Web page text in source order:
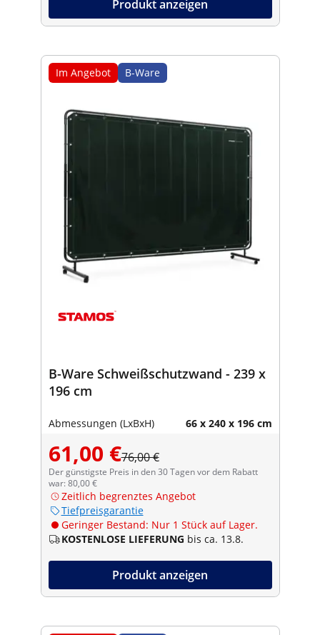
Produkt anzeigen
Im Angebot B-Ware
B-Ware Schweißschutzwand - 239 x
196 cm
Abmessungen (LxBxH) 66 x 240 x 196 cm
61,00 €76,00 €
Der günstigste Preis in den 30 Tagen vor dem Rabatt
war: 80,00 €
Zeitlich begrenztes Angebot
Tiefpreisgarantie
Geringer Bestand: Nur 1 Stück auf Lager.
KOSTENLOSE LIEFERUNG bis ca. 13.8.
Produkt anzeigen